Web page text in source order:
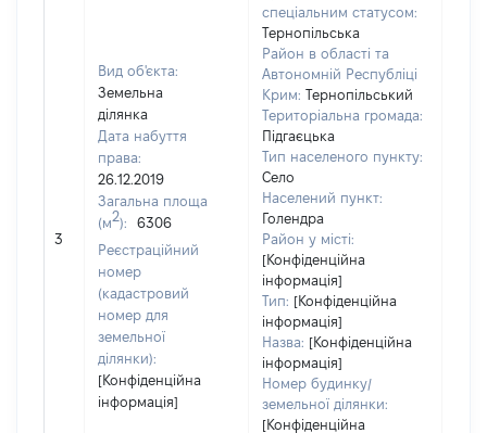
3
Вид об'єкта:
Земельна
ділянка
Дата набуття
права:
26.12.2019
Загальна площа
(м2):
6306
Реєстраційний
номер
(кадастровий
номер для
земельної
ділянки):
[Конфіденційна
інформація]
спеціальним статусом:
Тернопільська
Район в області та
Автономній Республіці
Крим: Тернопільський
Територіальна громада:
Підгаєцька
Тип населеного пункту:
Село
Населений пункт:
Голендра
Район у місті:
[Конфіденційна
інформація]
Тип: [Конфіденційна
інформація]
Назва: [Конфіденційна
інформація]
Номер будинку/
земельної ділянки:
[Конфіденційна